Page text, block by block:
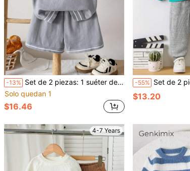
-13% Set de 2 piezas: 1 suéter de cuello redondo de punto con bloques de color y rayas para niños, y 1 short de punto con bloques de color y rayas para niños, adecuado para uso casual diario en primavera, verano y otoño
Solo quedan 1
$16.46
-55% Set de 2 piezas de suéter con cuello alto texturizado y
$13.20
4-7 Years